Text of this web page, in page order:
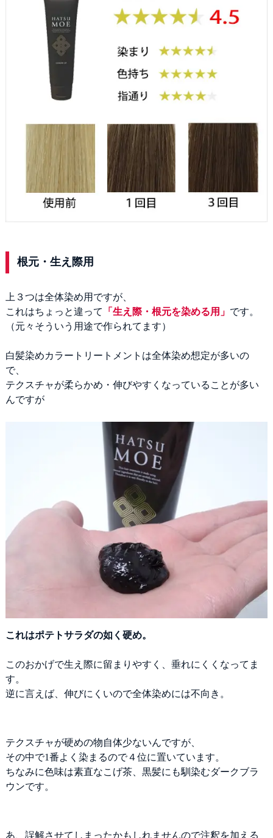
根元・生え際用
上３つは全体染め用ですが、
これはちょっと違って
「生え際・根元を染める用」 です。
（元々そういう用途で作られてます）
白髪染めカラートリートメントは全体染め想定が多いの
で、
テクスチャが柔らかめ・伸びやすくなっていることが多い
んですが
これはポテトサラダの如く硬め。
このおかげで生え際に留まりやすく、垂れにくくなってま
す。
逆に言えば、伸びにくいので全体染めには不向き。
テクスチャが硬めの物自体少ないんですが、
その中で1番よく染まるので４位に置いています。
ちなみに色味は素直なこげ茶、黒髪にも馴染むダークブラ
ウンです。
あ、誤解させてしまったかもしれませんので注釈を加える